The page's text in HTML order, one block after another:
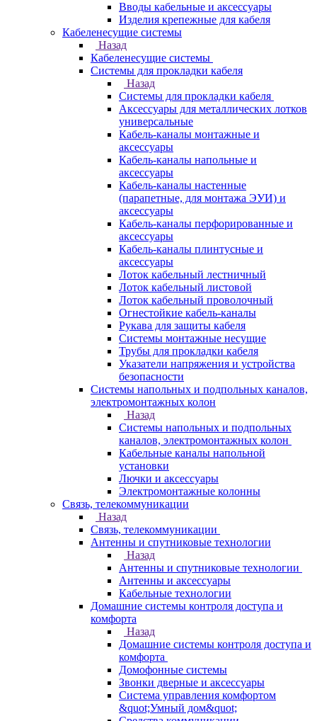
Вводы кабельные и аксессуары
Изделия крепежные для кабеля
Кабеленесущие системы
Назад
Кабеленесущие системы
Системы для прокладки кабеля
Назад
Системы для прокладки кабеля
Аксессуары для металлических лотков
универсальные
Кабель-каналы монтажные и
аксессуары
Кабель-каналы напольные и
аксессуары
Кабель-каналы настенные
(парапетные, для монтажа ЭУИ) и
аксессуары
Кабель-каналы перфорированные и
аксессуары
Кабель-каналы плинтусные и
аксессуары
Лоток кабельный лестничный
Лоток кабельный листовой
Лоток кабельный проволочный
Огнестойкие кабель-каналы
Рукава для защиты кабеля
Системы монтажные несущие
Трубы для прокладки кабеля
Указатели напряжения и устройства
безопасности
Системы напольных и подпольных каналов,
электромонтажных колон
Назад
Системы напольных и подпольных
каналов, электромонтажных колон
Кабельные каналы напольной
установки
Лючки и аксессуары
Электромонтажные колонны
Связь, телекоммуникации
Назад
Связь, телекоммуникации
Антенны и спутниковые технологии
Назад
Антенны и спутниковые технологии
Антенны и аксессуары
Кабельные технологии
Домашние системы контроля доступа и
комфорта
Назад
Домашние системы контроля доступа и
комфорта
Домофонные системы
Звонки дверные и аксессуары
Система управления комфортом
&quot;Умный дом&quot;